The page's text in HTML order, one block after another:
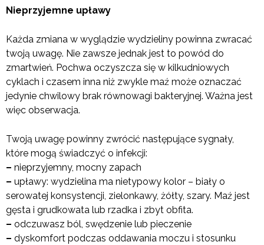
Nieprzyjemne upławy
Każda zmiana w wyglądzie wydzieliny powinna zwracać
twoją uwagę. Nie zawsze jednak jest to powód do
zmartwień. Pochwa oczyszcza się w kilkudniowych
cyklach i czasem inna niż zwykle maź może oznaczać
jedynie chwilowy brak równowagi bakteryjnej. Ważna jest
więc obserwacja.
Twoją uwagę powinny zwrócić następujące sygnały,
które mogą świadczyć o infekcji:
– nieprzyjemny, mocny zapach
– upławy: wydzielina ma nietypowy kolor – biały o
serowatej konsystencji, zielonkawy, żółty, szary. Maź jest
gęsta i grudkowata lub rzadka i zbyt obfita.
– odczuwasz ból, swędzenie lub pieczenie
– dyskomfort podczas oddawania moczu i stosunku